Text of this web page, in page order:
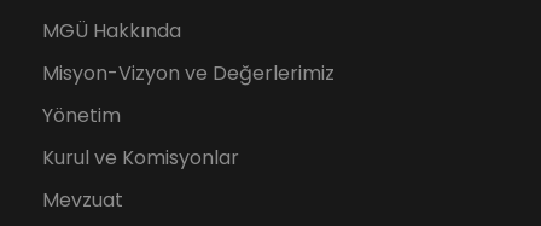
MGÜ Hakkında
Misyon-Vizyon ve Değerlerimiz
Yönetim
Kurul ve Komisyonlar
Mevzuat